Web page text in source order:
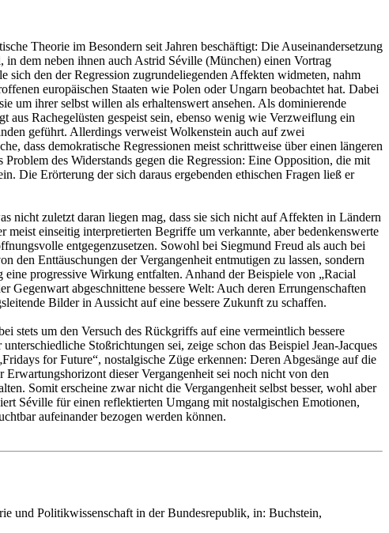
Theorie im Besondern seit Jahren beschäftigt: Die Auseinandersetzung
dem neben ihnen auch Astrid Séville (München) einen Vortrag
sich den der Regression zugrundeliegenden Affekten widmeten, nahm
europäischen Staaten wie Polen oder Ungarn beobachtet hat. Dabei
um ihrer selbst willen als erhaltenswert ansehen. Als dominierende
Rachegelüsten gespeist sein, ebenso wenig wie Verzweiflung ein
geführt. Allerdings verweist Wolkenstein auch auf zwei
dass demokratische Regressionen meist schrittweise über einen längeren
des Widerstands gegen die Regression: Eine Opposition, die mit
Die Erörterung der sich daraus ergebenden ethischen Fragen ließ er
nicht zuletzt daran liegen mag, dass sie sich nicht auf Affekten in Ländern
einseitig interpretierten Begriffe um verkannte, aber bedenkenswerte
entgegenzusetzen. Sowohl bei Siegmund Freud als auch bei
Enttäuschungen der Vergangenheit entmutigen zu lassen, sondern
progressive Wirkung entfalten. Anhand der Beispiele von „Racial
abgeschnittene bessere Welt: Auch deren Errungenschaften
Bilder in Aussicht auf eine bessere Zukunft zu schaffen.
stets um den Versuch des Rückgriffs auf eine vermeintlich bessere
Stoßrichtungen sei, zeige schon das Beispiel Jean-Jacques
for Future“, nostalgische Züge erkennen: Deren Abgesänge auf die
dieser Vergangenheit sei noch nicht von den
Somit erscheine zwar nicht die Vergangenheit selbst besser, wohl aber
Séville für einen reflektierten Umgang mit nostalgischen Emotionen,
aufeinander bezogen werden können.
und Politikwissenschaft in der Bundesrepublik, in: Buchstein,